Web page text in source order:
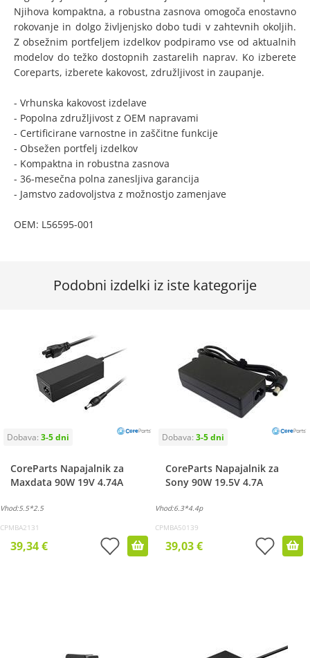
Njihova kompaktna, a robustna zasnova omogoča enostavno
rokovanje in dolgo življenjsko dobo tudi v zahtevnih okoljih.
Z obsežnim portfeljem izdelkov podpiramo vse od aktualnih
modelov do težko dostopnih zastarelih naprav. Ko izberete
Coreparts, izberete kakovost, združljivost in zaupanje.
- Vrhunska kakovost izdelave
- Popolna združljivost z OEM napravami
- Certificirane varnostne in zaščitne funkcije
- Obsežen portfelj izdelkov
- Kompaktna in robustna zasnova
- 36-mesečna polna zanesljiva garancija
- Jamstvo zadovoljstva z možnostjo zamenjave
OEM: L56595-001
Podobni izdelki iz iste kategorije
CoreParts Napajalnik za
Maxdata 90W 19V 4.74A
Vhod:5.5*2.5
CPMBA2131
39,34 €
CoreParts Napajalnik za
Sony 90W 19.5V 4.7A
Vhod:6.3*4.4p
CPMBA50139
39,03 €